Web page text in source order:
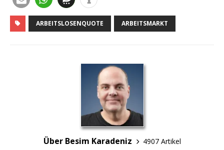
ARBEITSLOSENQUOTE ARBEITSMARKT
Über Besim Karadeniz
4907 Artikel